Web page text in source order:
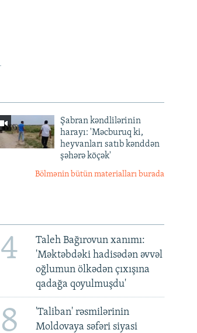
Şabran kəndlilərinin
harayı: 'Məcburuq ki,
heyvanları satıb kənddən
şəhərə köçək'
Bölmənin bütün materialları burada
4
Taleh Bağırovun xanımı:
'Məktəbdəki hadisədən əvvəl
oğlumun ölkədən çıxışına
qadağa qoyulmuşdu'
8
'Taliban' rəsmilərinin
Moldovaya səfəri siyasi